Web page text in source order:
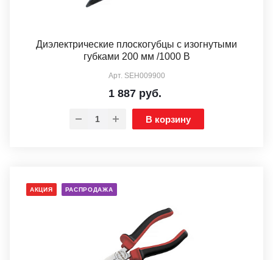
Диэлектрические плоскогубцы с изогнутыми
губками 200 мм /1000 В
Арт. SEH009900
1 887 руб.
В корзину
АКЦИЯ РАСПРОДАЖА